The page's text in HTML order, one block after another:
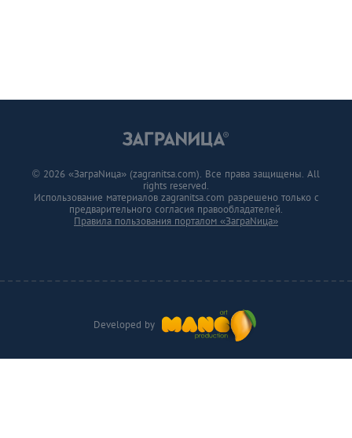
Developed by
© 2026 «ЗаграNица» (zagranitsa.com). Все права защищены. All
rights reserved.
Использование материалов zagranitsa.com разрешено только с
предварительного согласия правообладателей.
Правила пользования порталом «ЗаграNица»